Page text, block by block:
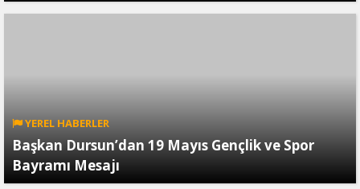
YEREL HABERLER
Başkan Dursun’dan 19 Mayıs Gençlik ve Spor
Bayramı Mesajı